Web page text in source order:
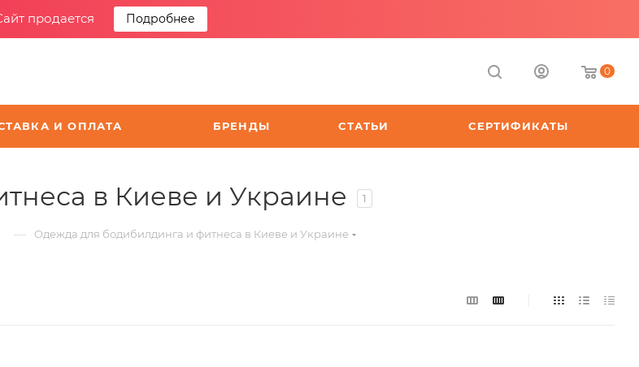
продается Подробнее
0
И ОПЛАТА БРЕНДЫ СТАТЬИ СЕРТИФИКАТЫ
в Киеве и Украине 1
— Одежда для бодибилдинга и фитнеса в Киеве и Украине